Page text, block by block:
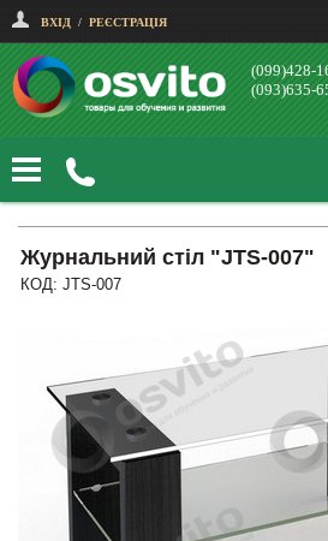
ВХІД / РЕЄСТРАЦІЯ
(099)428-
(093)635-
Журнальний стіл "JTS-007"
КОД: JTS-007